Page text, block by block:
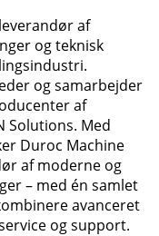
af
og teknisk
og samarbejder
af
Solutions. Med
Duroc Machine
af moderne og
– med én samlet
avanceret
og support.